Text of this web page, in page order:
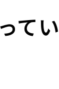
て